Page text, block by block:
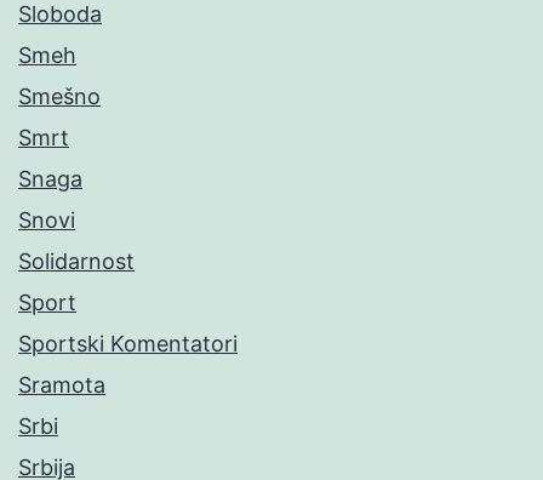
Sloboda
Smeh
Smešno
Smrt
Snaga
Snovi
Solidarnost
Sport
Sportski Komentatori
Sramota
Srbi
Srbija